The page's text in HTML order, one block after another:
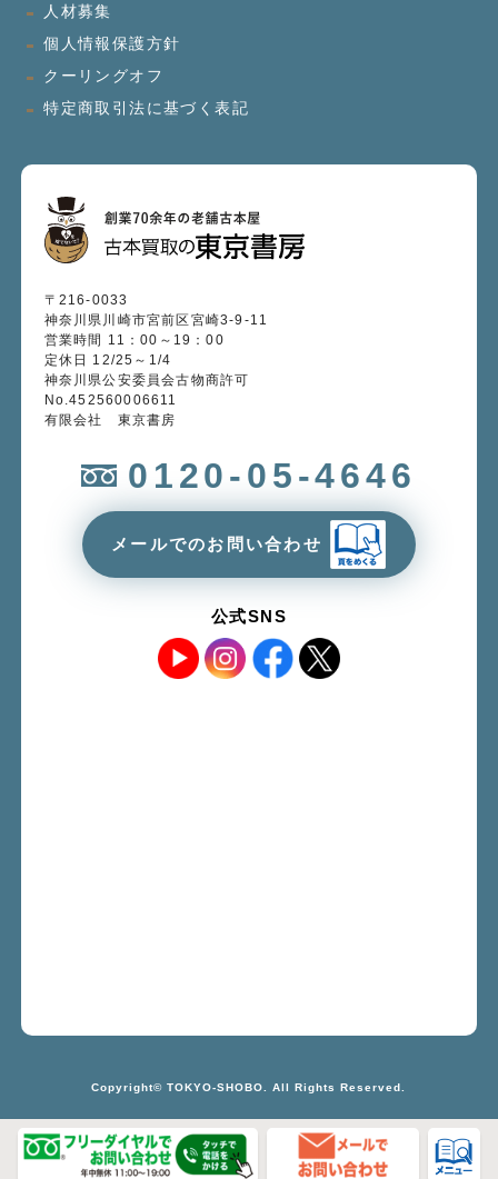
人材募集
個人情報保護方針
クーリングオフ
特定商取引法に基づく表記
〒216-0033
神奈川県川崎市宮前区宮崎3-9-11
営業時間 11：00～19：00
定休日 12/25～1/4
神奈川県公安委員会古物商許可
No.452560006611
有限会社 東京書房
0120-05-4646
メールでのお問い合わせ
公式SNS
Copyright© TOKYO-SHOBO. All Rights Reserved.